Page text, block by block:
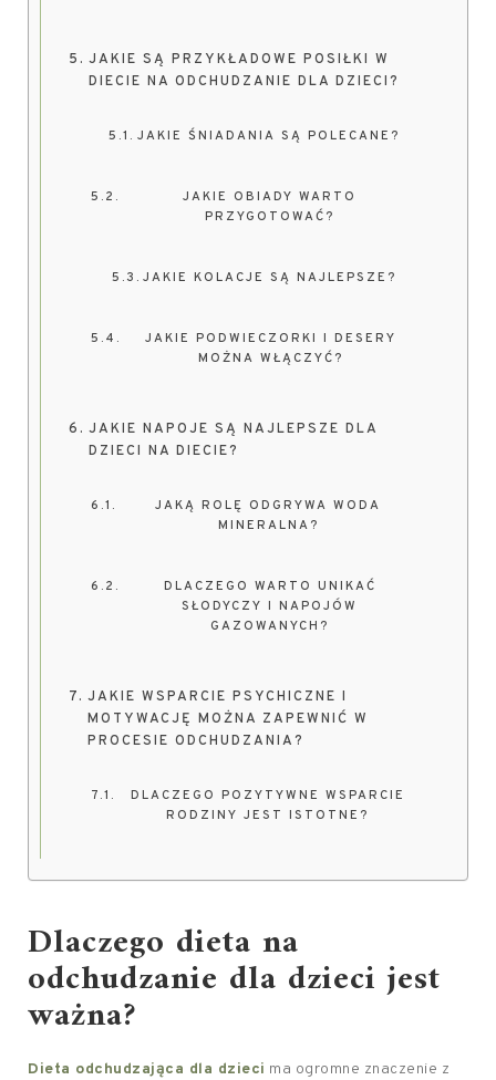
JAKIE SĄ PRZYKŁADOWE POSIŁKI W
DIECIE NA ODCHUDZANIE DLA DZIECI?
JAKIE ŚNIADANIA SĄ POLECANE?
JAKIE OBIADY WARTO
PRZYGOTOWAĆ?
JAKIE KOLACJE SĄ NAJLEPSZE?
JAKIE PODWIECZORKI I DESERY
MOŻNA WŁĄCZYĆ?
JAKIE NAPOJE SĄ NAJLEPSZE DLA
DZIECI NA DIECIE?
JAKĄ ROLĘ ODGRYWA WODA
MINERALNA?
DLACZEGO WARTO UNIKAĆ
SŁODYCZY I NAPOJÓW
GAZOWANYCH?
JAKIE WSPARCIE PSYCHICZNE I
MOTYWACJĘ MOŻNA ZAPEWNIĆ W
PROCESIE ODCHUDZANIA?
DLACZEGO POZYTYWNE WSPARCIE
RODZINY JEST ISTOTNE?
Dlaczego dieta na
odchudzanie dla dzieci jest
ważna?
Dieta odchudzająca dla dzieci ma ogromne znaczenie z